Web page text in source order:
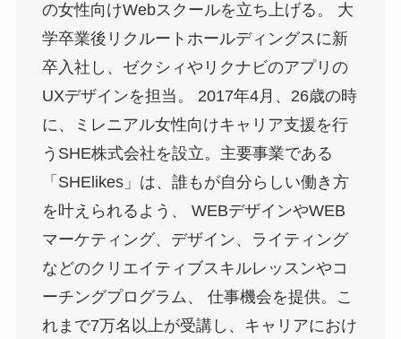
の女性向けWebスクールを立ち上げる。 大
学卒業後リクルートホールディングスに新
卒入社し、ゼクシィやリクナビのアプリの
UXデザインを担当。 2017年4月、26歳の時
に、ミレニアル女性向けキャリア支援を行
うSHE株式会社を設立。主要事業である
「SHElikes」は、誰もが自分らしい働き方
を叶えられるよう、 WEBデザインやWEB
マーケティング、デザイン、ライティング
などのクリエイティブスキルレッスンやコ
ーチングプログラム、 仕事機会を提供。こ
れまで7万名以上が受講し、キャリアにおけ